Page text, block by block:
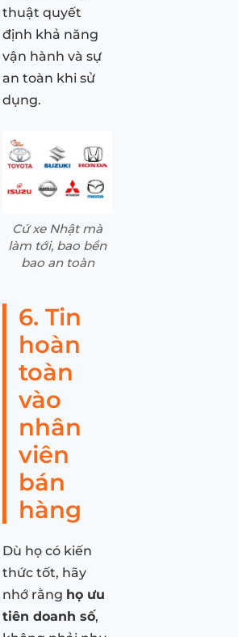
thuật quyết
định khả năng
vận hành và sự
an toàn khi sử
dụng.
Cứ xe Nhật mà
làm tới, bao bền
bao an toàn
6. Tin
hoàn
toàn
vào
nhân
viên
bán
hàng
Dù họ có kiến
thức tốt, hãy
nhớ rằng họ ưu
tiên doanh số,